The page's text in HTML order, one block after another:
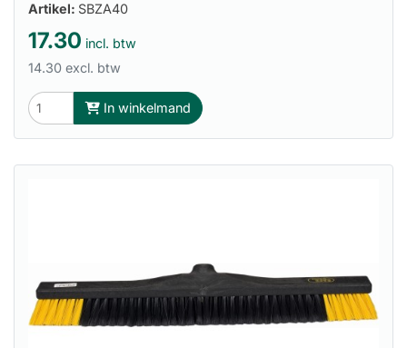
Artikel: SBZA40
17.30 incl. btw
14.30 excl. btw
In winkelmand